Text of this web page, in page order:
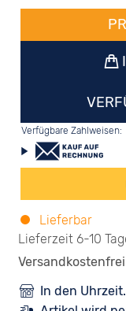
Verfügbare Zahlweisen:
Lieferbar
Lieferzeit 6-10
Versandkostenfrei
In den